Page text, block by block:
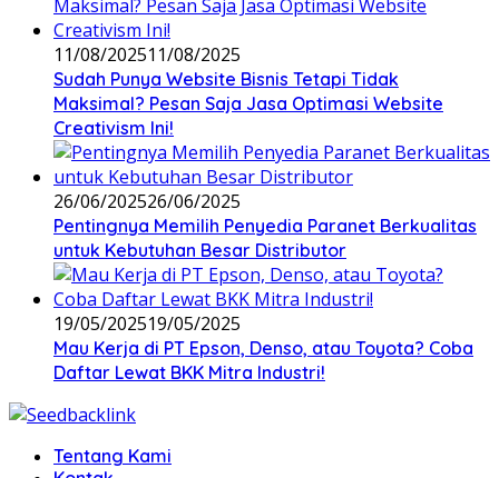
11/08/202511/08/2025
Sudah Punya Website Bisnis Tetapi Tidak
Maksimal? Pesan Saja Jasa Optimasi Website
Creativism Ini!
26/06/202526/06/2025
Pentingnya Memilih Penyedia Paranet Berkualitas
untuk Kebutuhan Besar Distributor
19/05/202519/05/2025
Mau Kerja di PT Epson, Denso, atau Toyota? Coba
Daftar Lewat BKK Mitra Industri!
Tentang Kami